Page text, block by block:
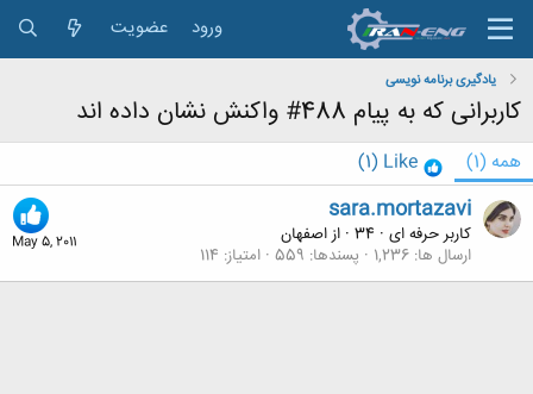
ورود عضویت
یادگیری برنامه نویسی
کاربرانی که به پیام 488# واکنش نشان داده اند
همه (1)
Like
(1)
May 5, 2011
sara.mortazavi
کاربر حرفه ای ·
· ازاصفهان
ارسال ها 1,236 پسندها 559 امتیاز 114